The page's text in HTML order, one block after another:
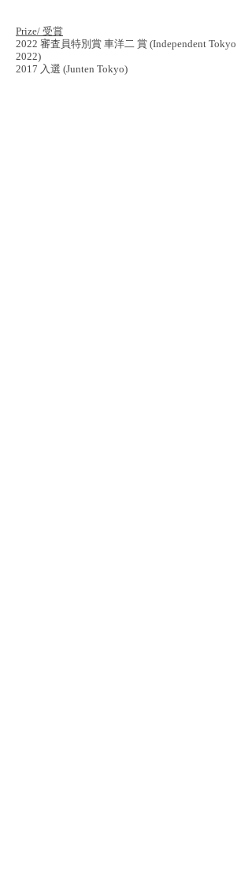
Prize/ 受賞
2022 審査員特別賞 車洋二 賞 (Independent Tokyo
2022)
2017 入選 (Junten Tokyo)